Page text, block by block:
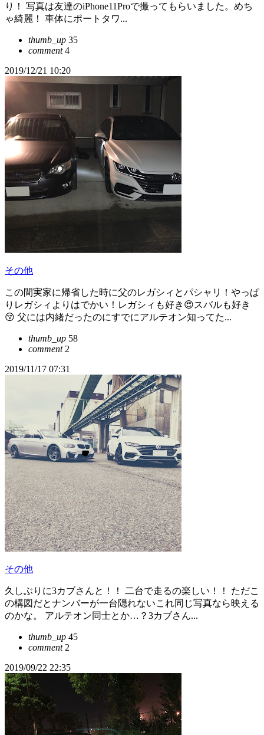
り！ 写真は友達のiPhone11Proで撮ってもらいました。めち
ゃ綺麗！ 車体にポートタワ...
thumb_up 35
comment4
2019/12/21 10:20
その他
この間実家に帰省した時に父のレガシィとパシャリ！やっぱ
りレガシィよりはでかい！レガシィも好き😍スバルも好き
😚 父には内緒だったのにすでにアルテオン知ってた...
thumb_up 58
comment2
2019/11/17 07:31
その他
久しぶりに3カブさんと！！ 二台で走るの楽しい！！ ただこ
の構図だとナンバーが一台隠れないこれ同じ写真なら映える
のかな。 アルテオン同士とか…？3カブさん...
thumb_up 45
comment2
2019/09/22 22:35